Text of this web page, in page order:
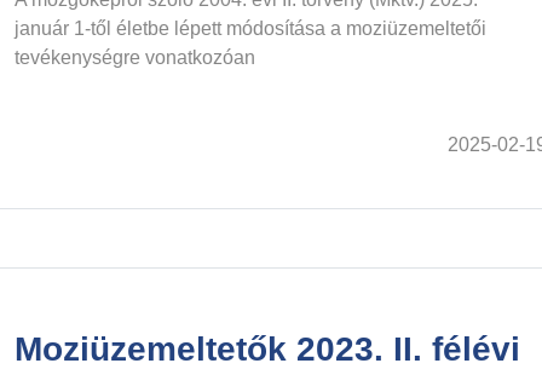
január 1-től életbe lépett módosítása a moziüzemeltetői
tevékenységre vonatkozóan
2025-02-
Moziüzemeltetők 2023. II. félévi